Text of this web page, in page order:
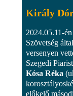
Király
2024.05.11-
Szövetség
versenyen
Szegedi
Kósa Réka
előkelő